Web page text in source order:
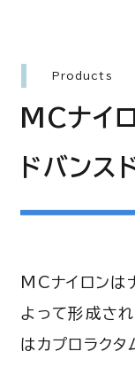
Products
MCナイ
ドバンス
MCナイロンは
よって形成さ
はカプロラク